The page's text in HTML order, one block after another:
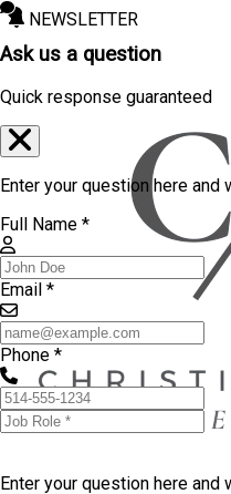
NEWSLETTER
Ask us a question
Quick response guaranteed
Enter your question here
Full Name *
Email *
Phone *
Enter your question here